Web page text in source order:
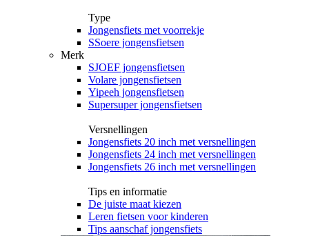
Type
Jongensfiets met voorrekje
SSoere jongensfietsen
Merk
SJOEF jongensfietsen
Volare jongensfietsen
Yipeeh jongensfietsen
Supersuper jongensfietsen
Versnellingen
Jongensfiets 20 inch met versnellingen
Jongensfiets 24 inch met versnellingen
Jongensfiets 26 inch met versnellingen
Tips en informatie
De juiste maat kiezen
Leren fietsen voor kinderen
Tips aanschaf jongensfiets